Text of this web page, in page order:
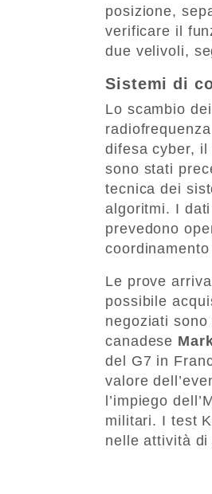
posizione,
verificare il
due velivoli,
Sistemi di
Lo scambio
difesa cyber, il
sono stati
tecnica dei
algoritmi. I
prevedono
Le prove
possibile
negoziati
canadese
del G7 in
valore
l’impiego
militari. I test
nelle attività di